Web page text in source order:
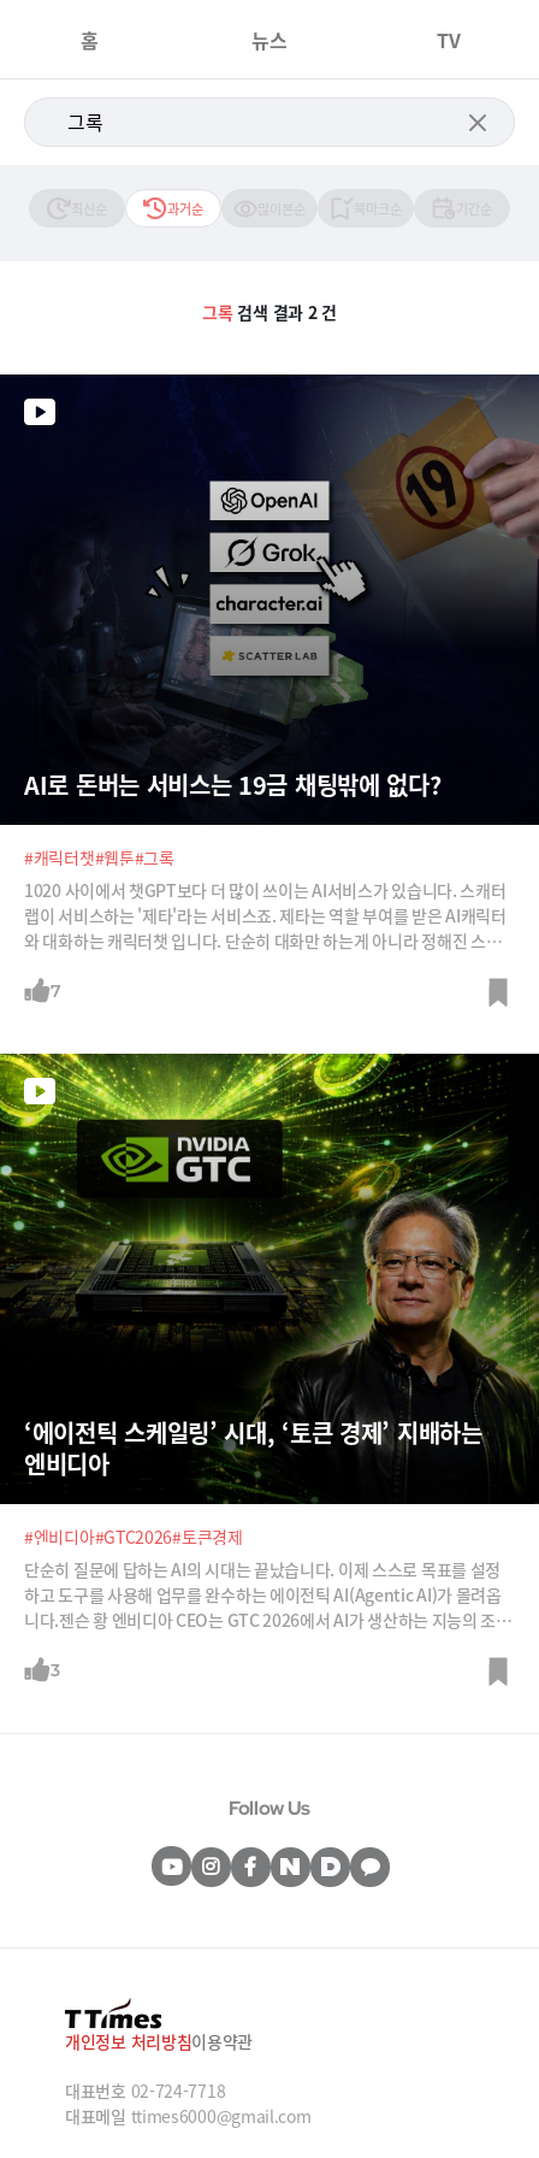
홈 뉴스 TV
과거순
그록검색 결과 2 건
AI로 돈버는 서비스는 19금 채팅밖에 없다?
#캐릭터챗#웹툰#그록
1020 사이에서 챗GPT보다 더 많이 쓰이는 AI서비스가 있습니다. 스캐터
랩이 서비스하는 '제타'라는 서비스죠. 제타는 역할 부여를 받은 AI캐릭터
와 대화하는 캐릭터챗 입니다. 단순히 대화만 하는게 아니라 정해진 스토
는 사진이나 음성이 생성되기도 합니다. 쉽게 말해 AI와 상호작용 할 수 있
는 웹소설과 다르게 AI 캐릭터챗은 언제 어떤 대화, 사진, 영상이 오갈지 모
릅니다. 공급자 측에서 컨트롤 하기도 힘들 뿐더러 이용자가 직접 설계한
캐릭터는 제재하기가 더욱 어렵습니다.이같은 캐릭터 챗의 인기를 어떤 시
각으로 바라봐야 할까요? 심재석 바이라인네트워크 대표, 최용식 아웃스
탠딩 창업자와 함께 캐릭터 챗의 명과암에 대해 살펴봅니다.
7
‘에이전틱 스케일링’ 시대, ‘토큰 경제’ 지배하는
엔비디아
#엔비디아#GTC2026#토큰경제
단순히 질문에 답하는 AI의 시대는 끝났습니다. 이제 스스로 목표를 설정
하고 도구를 사용해 업무를 완수하는 에이전틱 AI(Agentic AI)가 몰려옵
니다.젠슨 황 엔비디아 CEO는 GTC 2026에서 AI가 생산하는 지능의 조각
따라 가격이 매겨지는 토큰 경제(Tokenomics)의 도래를 선언했습니다.
을 완전히 바꾼다는 전략입니다. 하드웨어를 넘어 에이전트 운영체제인
‘니모클로(NemoClaw)’까지. 지능을 생산하고 유통하는 거대 제국 엔비
디아의 2026년 설계도를 분석해 봅니다.
3
Follow Us
개인정보 처리방침이용약관
대표번호 02-724-7718
대표메일 ttimes6000@gmail.com